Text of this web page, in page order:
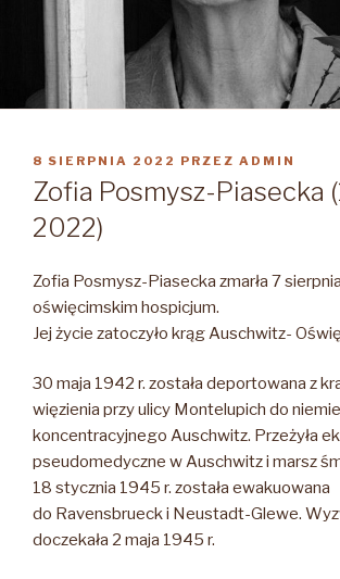
OPUBLIKOWANE
W
8 SIERPNIA 2022 PRZEZ ADMIN
Zofia Posmysz-Piasecka
2022)
Zofia Posmysz-Piasecka zmarła 7
oświęcimskim hospicjum.
Jej życie zatoczyło krąg Auschwitz-
30 maja 1942 r. została deportowana z
więzienia przy ulicy Montelupich do
koncentracyjnego Auschwitz. Przeżyła
pseudomedyczne w Auschwitz i marsz
18 stycznia 1945 r. została ewakuowana
do Ravensbrueck i Neustadt-Glewe.
doczekała 2 maja 1945 r.